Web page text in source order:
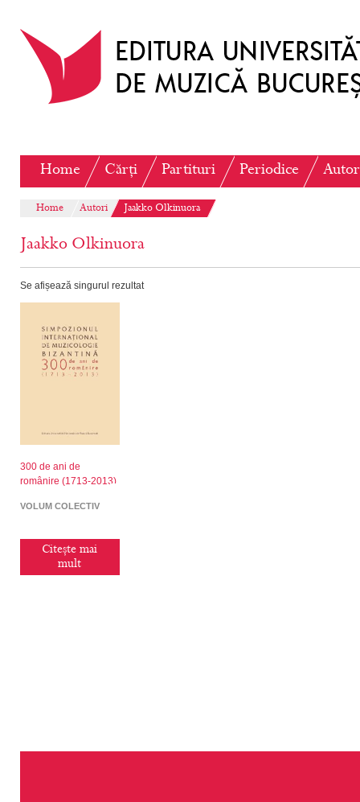
Home Cărți Partituri Periodice
Home Autori Jaakko Olkinuora
Jaakko Olkinuora
Se afișează singurul rezultat
300 de ani de
românire (1713-2013)
VOLUM COLECTIV
Citește mai
mult